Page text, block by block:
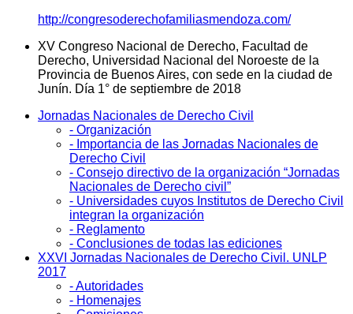
http://congresoderechofamiliasmendoza.com/
XV Congreso Nacional de Derecho, Facultad de
Derecho, Universidad Nacional del Noroeste de la
Provincia de Buenos Aires, con sede en la ciudad de
Junín. Día 1° de septiembre de 2018
Jornadas Nacionales de Derecho Civil
- Organización
- Importancia de las Jornadas Nacionales de
Derecho Civil
- Consejo directivo de la organización “Jornadas
Nacionales de Derecho civil”
- Universidades cuyos Institutos de Derecho Civil
integran la organización
- Reglamento
- Conclusiones de todas las ediciones
XXVI Jornadas Nacionales de Derecho Civil. UNLP
2017
- Autoridades
- Homenajes